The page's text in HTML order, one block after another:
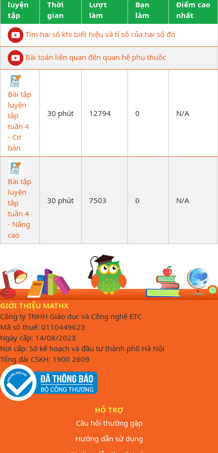
luyện
tập
Thời
gian
Lượt
làm
Bạn
làm
Điểm cao
nhất
Tìm hai số khi biết hiệu và tỉ số của hai số đó
Bài toán liên quan đến quan hệ phụ thuộc
Bài tập
luyện
tập
tuần 4
- Cơ
bản
30 phút 12794 0 N/A
Bài tập
luyện
tập
tuần 4
- Nâng
cao
30 phút 7503 0 N/A
GIỚI THIỆU MATHX
Công ty TNHH Giáo dục và Công nghệ ETC
Mã số thuế: 0110449623
Ngày cấp: 14/08/2023
Nơi cấp: Sở kế hoạch và đầu tư thành phố Hà Nội
Tổng đài CSKH: 1900 2609
HỖ TRỢ
Câu hỏi thường gặp
Hướng dẫn sử dụng